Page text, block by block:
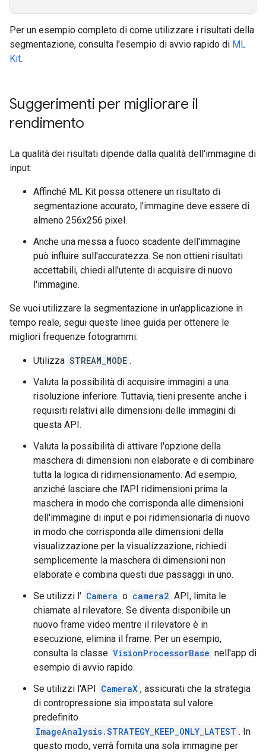
Per un esempio completo di come utilizzare i risultati della
segmentazione, consulta l'esempio di avvio rapido di ML
Kit.
Suggerimenti per migliorare il
rendimento
La qualità dei risultati dipende dalla qualità dell'immagine di
input:
Affinché ML Kit possa ottenere un risultato di
segmentazione accurato, l'immagine deve essere di
almeno 256x256 pixel.
Anche una messa a fuoco scadente dell'immagine
può influire sull'accuratezza. Se non ottieni risultati
accettabili, chiedi all'utente di acquisire di nuovo
l'immagine.
Se vuoi utilizzare la segmentazione in un'applicazione in
tempo reale, segui queste linee guida per ottenere le
migliori frequenze fotogrammi:
Utilizza STREAM_MODE .
Valuta la possibilità di acquisire immagini a una
risoluzione inferiore. Tuttavia, tieni presente anche i
requisiti relativi alle dimensioni delle immagini di
questa API.
Valuta la possibilità di attivare l'opzione della
maschera di dimensioni non elaborate e di combinare
tutta la logica di ridimensionamento. Ad esempio,
anziché lasciare che l'API ridimensioni prima la
maschera in modo che corrisponda alle dimensioni
dell'immagine di input e poi ridimensionarla di nuovo
in modo che corrisponda alle dimensioni della
visualizzazione per la visualizzazione, richiedi
semplicemente la maschera di dimensioni non
elaborate e combina questi due passaggi in uno.
Se utilizzi l' Camera o camera2 API, limita le
chiamate al rilevatore. Se diventa disponibile un
nuovo frame video mentre il rilevatore è in
esecuzione, elimina il frame. Per un esempio,
consulta la classe VisionProcessorBase nell'app di
esempio di avvio rapido.
Se utilizzi l'API CameraX , assicurati che la strategia
di contropressione sia impostata sul valore
predefinito
ImageAnalysis.STRATEGY_KEEP_ONLY_LATEST . In
questo modo, verrà fornita una sola immagine per